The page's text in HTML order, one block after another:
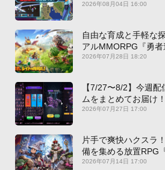
2026年08月04日 16:00
自由な育成と手軽な
アルMMORPG『勇
新作PICKUP】
2026年07月28日 18:20
【7/27〜8/2】今週
ムをまとめてお届け
2026年07月27日 17:00
片手で爽快ハクスラ
備を集める放置RPG
神装備』【最新作
2026年07月14日 17:00